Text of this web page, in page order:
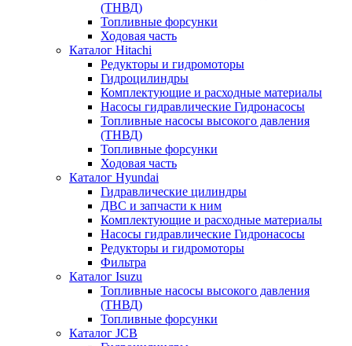
(ТНВД)
Топливные форсунки
Ходовая часть
Каталог Hitachi
Редукторы и гидромоторы
Гидроцилиндры
Комплектующие и расходные материалы
Насосы гидравлические Гидронасосы
Топливные насосы высокого давления
(ТНВД)
Топливные форсунки
Ходовая часть
Каталог Hyundai
Гидравлические цилиндры
ДВС и запчасти к ним
Комплектующие и расходные материалы
Насосы гидравлические Гидронасосы
Редукторы и гидромоторы
Фильтра
Каталог Isuzu
Топливные насосы высокого давления
(ТНВД)
Топливные форсунки
Каталог JCB